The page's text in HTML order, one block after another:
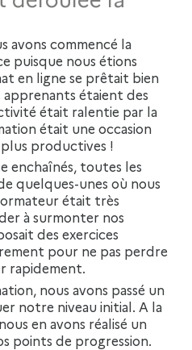
avons commencé la
puisque nous étions
en ligne se prêtait bien
apprenants étaient des
était ralentie par la
était une occasion
productives !
enchaînés, toutes les
quelques-unes où nous
était très
à surmonter nos
des exercices
pour ne pas perdre
rapidement.
nous avons passé un
notre niveau initial. A la
en avons réalisé un
points de progression.